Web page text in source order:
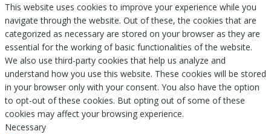
This website uses cookies to improve your experience while you
navigate through the website. Out of these, the cookies that are
categorized as necessary are stored on your browser as they are
essential for the working of basic functionalities of the website.
We also use third-party cookies that help us analyze and
understand how you use this website. These cookies will be stored
in your browser only with your consent. You also have the option
to opt-out of these cookies. But opting out of some of these
cookies may affect your browsing experience.
Necessary